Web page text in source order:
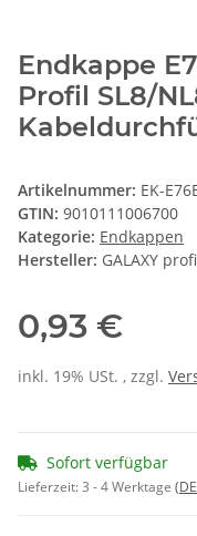
Endkappe
Profil SL8/
Artikelnummer: EK-
GTIN: 9010111006700
Kategorie: Endkappen
Hersteller: GALAXY
0,93 €
inkl. 19% USt. , zzgl.
Sofort verfügbar
Lieferzeit:3 - 4 Werktage